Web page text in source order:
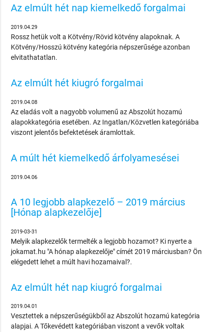
Az elmúlt hét nap kiemelkedő forgalmai
2019.04.29
Rossz hetük volt a Kötvény/Rövid kötvény alapoknak. A
Kötvény/Hosszú kötvény kategória népszerűsége azonban
elvitathatatlan.
Az elmúlt hét kiugró forgalmai
2019.04.08
Az eladás volt a nagyobb volumenű az Abszolút hozamú
alapokkategória esetében. Az Ingatlan/Közvetlen kategóriába
viszont jelentős befektetések áramlottak.
A múlt hét kiemelkedő árfolyamesései
2019.04.06
A 10 legjobb alapkezelő – 2019 március
[Hónap alapkezelője]
2019-03-31
Melyik alapkezelők termelték a legjobb hozamot? Ki nyerte a
jokamat.hu "A hónap alapkezelője" címét 2019 márciusban? Ön
elégedett lehet a múlt havi hozamaival?.
Az elmúlt hét nap kiugró forgalmai
2019.04.01
Vesztettek a népszerűségükből az Abszolút hozamú kategória
alapjai. A Tőkevédett kategóriában viszont a vevők voltak